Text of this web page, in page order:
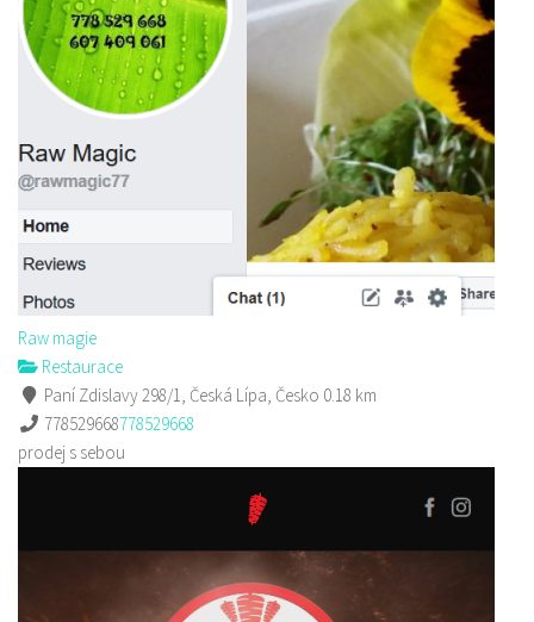
Raw magie
Restaurace
Paní Zdislavy 298/1, Česká Lípa, Česko 0.18 km
778529668778529668
prodej s sebou